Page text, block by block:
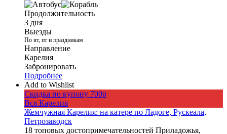
Продолжительность
3 дня
Выезды
По вт, пт и праздникам
Направление
Карелия
Забронировать
Подробнее
Add to Wishlist
Скидка по купону 700р
Вся Карелия
Жемчужная Карелия: на катере по Ладоге, Рускеала,
Петрозаводск
18 топовых достопримечательностей Приладожья,